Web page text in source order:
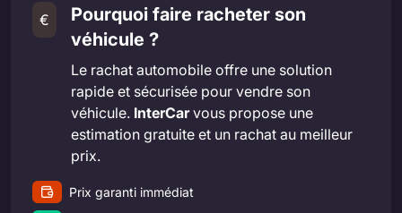
€
Pourquoi faire racheter son
véhicule ?
Le rachat automobile offre une solution
rapide et sécurisée pour vendre son
véhicule. InterCarvous propose une
estimation gratuite et un rachat au meilleur
prix.
Prix garanti immédiat